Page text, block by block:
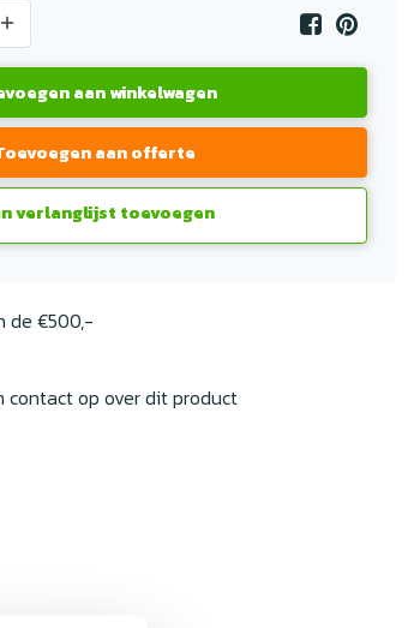
aan winkelwagen
aan offerte
verlanglijst toevoegen
de €500,-
contact op over dit product